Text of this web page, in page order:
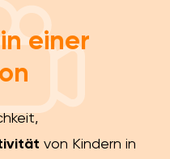
einer
von Kindern in